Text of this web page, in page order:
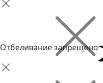
Отбеливание запрещено